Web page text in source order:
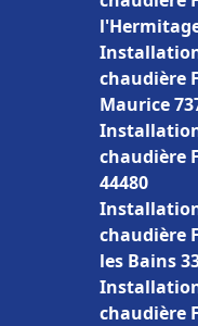
chaudière
Maurice
chaudière
44480
chaudière
les Bains
chaudière